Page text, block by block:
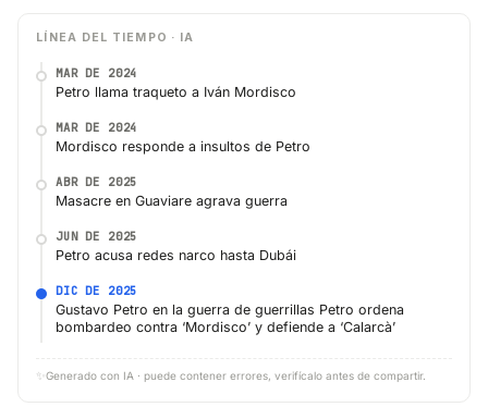
LÍNEA DEL TIEMPO · IA
MAR DE 2024
Petro llama traqueto a Iván Mordisco
MAR DE 2024
Mordisco responde a insultos de Petro
ABR DE 2025
Masacre en Guaviare agrava guerra
JUN DE 2025
Petro acusa redes narco hasta Dubái
DIC DE 2025
Gustavo Petro en la guerra de guerrillas Petro ordena
bombardeo contra ‘Mordisco’ y defiende a ‘Calarcà’
✨ Generado con IA · puede contener errores, verifícalo antes de compartir.